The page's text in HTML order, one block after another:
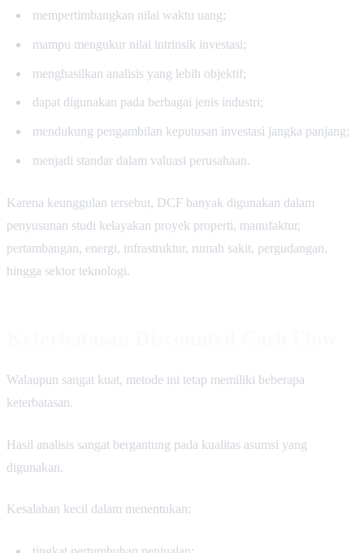
mempertimbangkan nilai waktu uang;
mampu mengukur nilai intrinsik investasi;
menghasilkan analisis yang lebih objektif;
dapat digunakan pada berbagai jenis industri;
mendukung pengambilan keputusan investasi jangka panjang;
menjadi standar dalam valuasi perusahaan.
Karena keunggulan tersebut, DCF banyak digunakan dalam
penyusunan studi kelayakan proyek properti, manufaktur,
pertambangan, energi, infrastruktur, rumah sakit, pergudangan,
hingga sektor teknologi.
Walaupun sangat kuat, metode ini tetap memiliki beberapa
keterbatasan.
Hasil analisis sangat bergantung pada kualitas asumsi yang
digunakan.
Kesalahan kecil dalam menentukan: